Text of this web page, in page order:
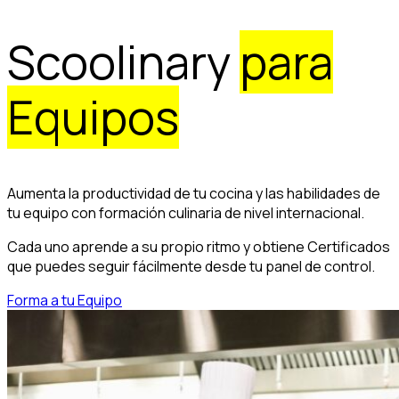
Scoolinarypara
Equipos
Aumenta la productividad de tu cocina y las habilidades de
tu equipo con formación culinaria de nivel internacional.
Cada uno aprende a su propio ritmo y obtiene Certificados
que puedes seguir fácilmente desde tu panel de control.
Forma a tu Equipo